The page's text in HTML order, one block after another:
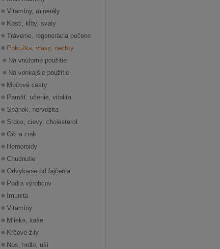
Vitamíny, minerály
Kosti, kĺby, svaly
Trávenie, regenerácia pečene
Pokožka, vlasy, nechty
Na vnútorné použitie
Na vonkajšie použitie
Močové cesty
Pamäť, učenie, vitalita
Spánok, nervozita
Srdce, cievy, cholesterol
Oči a zrak
Hemoroidy
Chudnutie
Odvykanie od fajčenia
Podľa výrobcov
Imunita
Vitamíny
Mlieka, kaše
Kŕčové žily
Nos, hrdlo, uši